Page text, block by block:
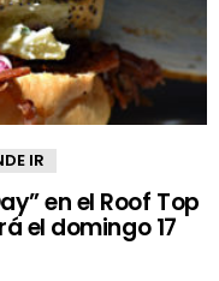
IR
en el Roof Top
el domingo 17